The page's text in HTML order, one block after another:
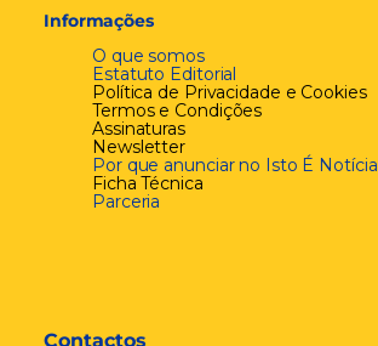
Informações
O que somos
Estatuto Editorial
Política de Privacidade e Cookies
Termos e Condições
Assinaturas
Newsletter
Por que anunciar no Isto É Notícia
Ficha Técnica
Parceria
Contactos